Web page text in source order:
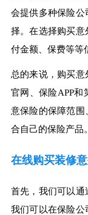
会提供多种保险
择。在选择购买
付金额、保费等等
总的来说，购买意
官网、保险APP
意保险的保障范
合自己的保险产品。
在线购买装修
首先，我们可以通
我们可以在保险